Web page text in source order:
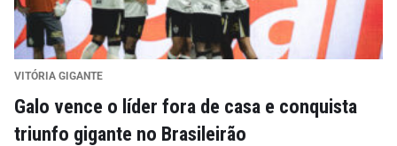
VITÓRIA GIGANTE
Galo vence o líder fora de casa e conquista
triunfo gigante no Brasileirão